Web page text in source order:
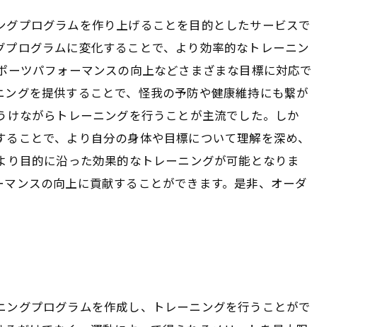
プログラムを作り上げることを目的としたサービスで
ログラムに変化することで、より効率的なトレーニン
ツパフォーマンスの向上などさまざまな目標に対応で
グを提供することで、怪我の予防や健康維持にも繋が
ながらトレーニングを行うことが主流でした。しか
ことで、より自分の身体や目標について理解を深め、
目的に沿った効果的なトレーニングが可能となりま
ンスの向上に貢献することができます。是非、オーダ
グプログラムを作成し、トレーニングを行うことがで